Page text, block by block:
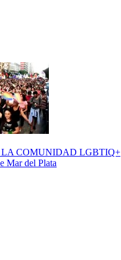
COMUNIDAD LGBTIQ+
Mar del Plata